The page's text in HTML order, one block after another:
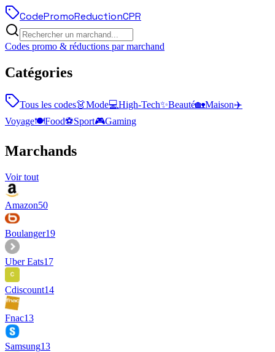
CodePromoReductionCPR
Codes promo & réductions par marchand
Catégories
Tous les codes👗Mode💻High-Tech✨Beauté🏡Maison✈️
Voyage🍽️Food⚽Sport🎮Gaming
Marchands
Voir tout
Amazon50
Boulanger19
Uber Eats17
Cdiscount14
Fnac13
Samsung13